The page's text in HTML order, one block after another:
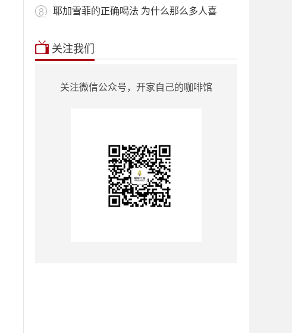
咖啡耶加雪菲的正确喝法 为什么那么多人喜
本站推荐: 星巴克菜单2018价目表
啡 | 曼特宁 |
单品咖啡种类 | 90+咖啡豆 | 罗蜜奇
关注我们
关注微信公众号，开家自己的咖啡馆